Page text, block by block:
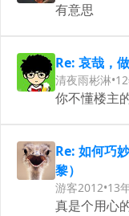
有意思
Re: 哀哉，
清夜雨彬淋•
你不懂楼主
Re: 如何巧
黎）
游客2012•13
真是个用心